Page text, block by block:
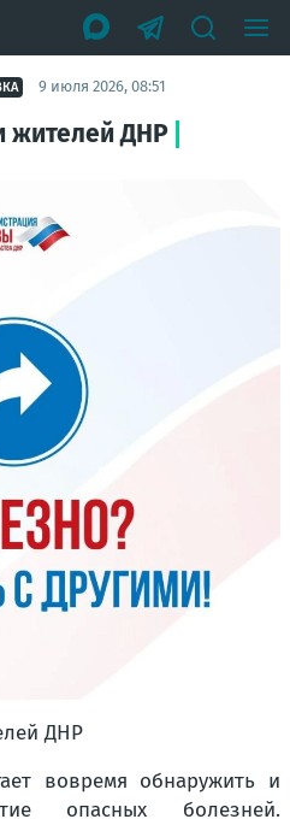
9 июля 2026, 08:51
жителей ДНР
ДНР
вовремя обнаружить и
опасных болезней.